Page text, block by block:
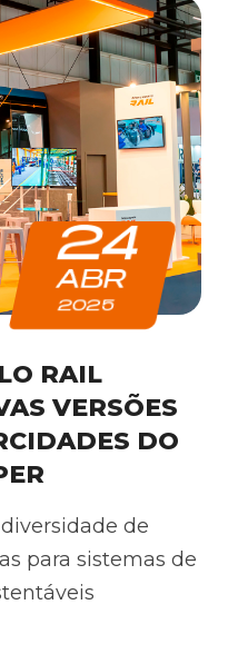
24
ABR
2025
RAIL
VERSÕES
DO
de
para sistemas de